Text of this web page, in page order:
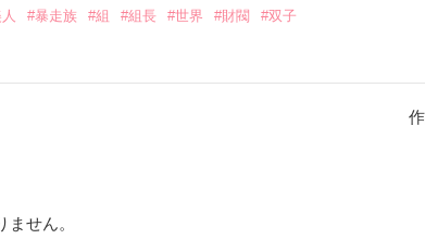
#暴走族 #組 #組長 #世界 #財閥 #双子
せん。